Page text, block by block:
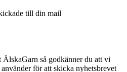
till din mail
så godkänner du att vi
för att skicka nyhetsbrevet